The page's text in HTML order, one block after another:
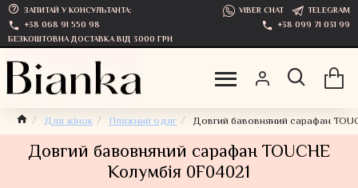
ЗАПИТАЙ У КОНСУЛЬТАНТА: VIBER CHAT
TELEGRAM
+38 068 91 550 98
+38 099 71 031 99
БЕЗКОШТОВНА ДОСТАВКА ВІД 3000 ГРН
Для жінок Пляжний одяг Довгий бавовняний сарафан
Довгий бавовняний сарафан TOUCHE
Колумбія 0F04021